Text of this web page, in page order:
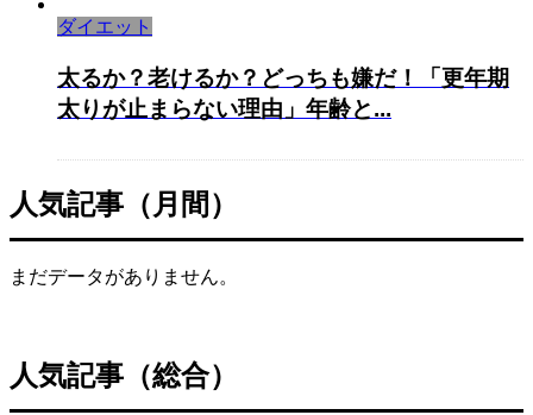
ダイエット
太るか？老けるか？どっちも嫌だ！「更年期
太りが止まらない理由」年齢と...
人気記事（月間）
まだデータがありません。
人気記事（総合）